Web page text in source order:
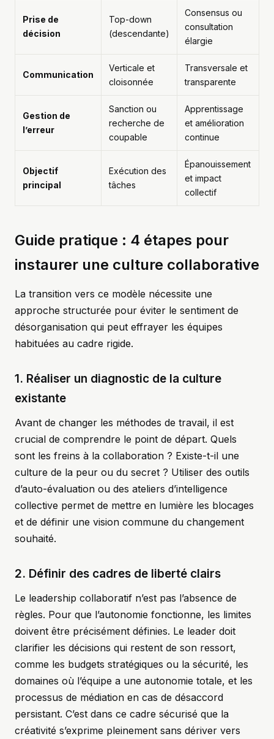
Prise de
décision
Top-down
(descendante)
Consensus ou
consultation
élargie
Communication
Verticale et
cloisonnée
Transversale et
transparente
Gestion de
l’erreur
Sanction ou
recherche de
coupable
Apprentissage
et amélioration
continue
Objectif
principal
Exécution des
tâches
Épanouissement
et impact
collectif
Guide pratique : 4 étapes pour
instaurer une culture collaborative
La transition vers ce modèle nécessite une
approche structurée pour éviter le sentiment de
désorganisation qui peut effrayer les équipes
habituées au cadre rigide.
1. Réaliser un diagnostic de la culture
existante
Avant de changer les méthodes de travail, il est
crucial de comprendre le point de départ. Quels
sont les freins à la collaboration ? Existe-t-il une
culture de la peur ou du secret ? Utiliser des outils
d’auto-évaluation ou des ateliers d’intelligence
collective permet de mettre en lumière les blocages
et de définir une vision commune du changement
souhaité.
2. Définir des cadres de liberté clairs
Le leadership collaboratif n’est pas l’absence de
règles. Pour que l’autonomie fonctionne, les limites
doivent être précisément définies. Le leader doit
clarifier les décisions qui restent de son ressort,
comme les budgets stratégiques ou la sécurité, les
domaines où l’équipe a une autonomie totale, et les
processus de médiation en cas de désaccord
persistant. C’est dans ce cadre sécurisé que la
créativité s’exprime pleinement sans dériver vers